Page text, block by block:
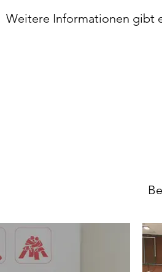
Weitere Informationen gibt